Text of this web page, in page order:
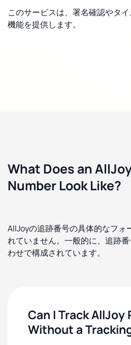
このサービスは、署名確認やタ
機能を提供します。
What Does an
Number Look Like?
AllJoyの追跡番号の具体的なフォ
れていません。一般的に、追跡
わせで構成されています。
Can I Track AllJoy
Without a